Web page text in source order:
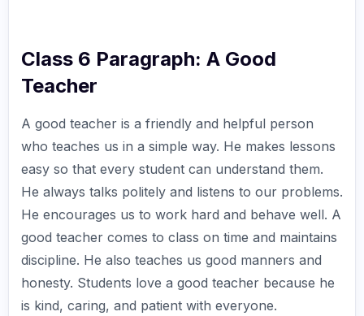
Class 6 Paragraph: A Good
Teacher
A good teacher is a friendly and helpful person
who teaches us in a simple way. He makes lessons
easy so that every student can understand them.
He always talks politely and listens to our problems.
He encourages us to work hard and behave well. A
good teacher comes to class on time and maintains
discipline. He also teaches us good manners and
honesty. Students love a good teacher because he
is kind, caring, and patient with everyone.